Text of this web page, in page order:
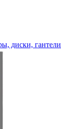
диски, гантели